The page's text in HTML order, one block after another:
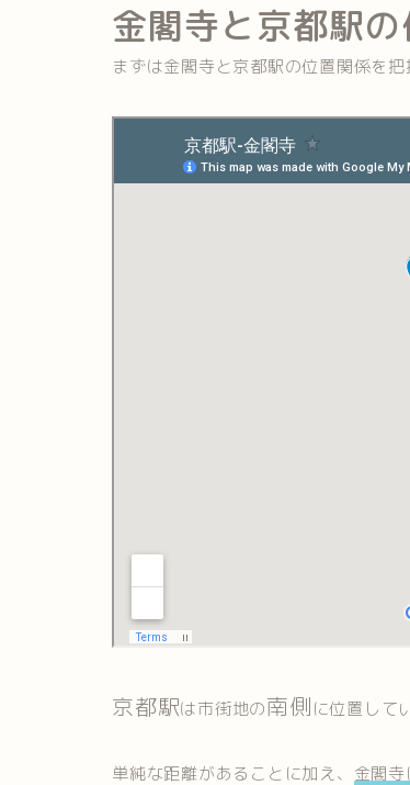
金閣寺と京都駅
まずは金閣寺と京都駅の位置関係を把
京都駅は市街地の南側に位置して
単純な距離があることに加え、 金閣